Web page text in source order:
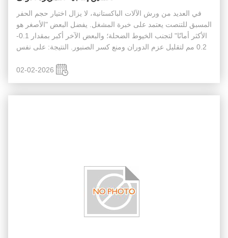
في العديد من ورش الآلات الباكستانية، لا يزال اختيار حجم الحفر
المسبق للتنصت يعتمد على خبرة المشغل. يفضل البعض "الأصغر هو
الأكثر أمانًا" لتجنب الخيوط الضحلة؛ والبعض الآخر أكبر بمقدار 0.1-
0.2 مم لتقليل عزم الدوران ومنع كسر الصنبور. النتيجة: على نفس
02-02-2026